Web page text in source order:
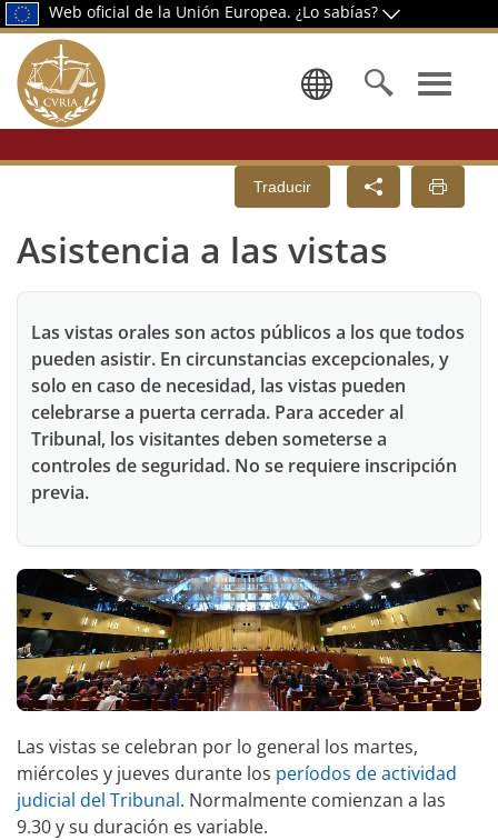
Web oficial de la Unión Europea. ¿Lo sabías?
Traducir
Asistencia a las vistas
Las vistas orales son actos públicos a los que todos
pueden asistir. En circunstancias excepcionales, y
solo en caso de necesidad, las vistas pueden
celebrarse a puerta cerrada. Para acceder al
Tribunal, los visitantes deben someterse a
controles de seguridad. No se requiere inscripción
previa.
Las vistas se celebran por lo general los martes,
miércoles y jueves durante los períodos de actividad
judicial del Tribunal. Normalmente comienzan a las
9.30 y su duración es variable.